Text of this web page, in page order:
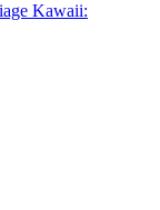
Kawaii: